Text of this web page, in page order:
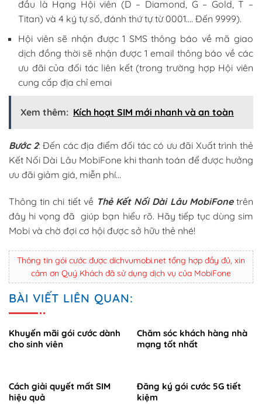
đầu là Hạng Hội viên (D – Diamond, G – Gold, T –
Titan) và 4 ký tự số, đánh thứ tự từ 0001…. Đến 9999).
Hội viên sẽ nhận được 1 SMS thông báo về mã giao
dịch đồng thời sẽ nhận được 1 email thông báo về các
ưu đãi của đối tác liên kết (trong trường hợp Hội viên
cung cấp địa chỉ emai
Xem thêm: Kích hoạt SIM mới nhanh và an toàn
Bước 2: Đến các địa điểm đối tác có ưu đãi Xuất trình thẻ
Kết Nối Dài Lâu MobiFone khi thanh toán để được hưởng
ưu đãi giảm giá, miễn phí…
Thông tin chi tiết về Thẻ Kết Nối Dài Lâu MobiFonetrên
đây hi vọng đã giúp bạn hiểu rõ. Hãy tiếp tục dùng sim
Mobi và chờ đợi cơ hội được sở hữu thẻ nhé!
Thông tin gói cước được dichvumobi.net tổng hợp đầy đủ, xin
cảm ơn Quý Khách đã sử dụng dịch vụ của MobiFone
BÀI VIẾT LIÊN QUAN:
Khuyến mãi gói cước dành
cho sinh viên
Chăm sóc khách hàng nhà
mạng tốt nhất
Cách giải quyết mất SIM
hiệu quả
Đăng ký gói cước 5G tiết
kiệm